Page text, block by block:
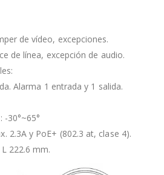
de vídeo, excepciones.
de línea, excepción de audio.
Alarma 1 entrada y 1 salida.
30°~65°
2.3A y PoE+ (802.3 at, clase 4).
222.6 mm.